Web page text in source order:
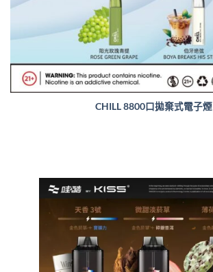
CHILL 8800口拋棄式電子煙